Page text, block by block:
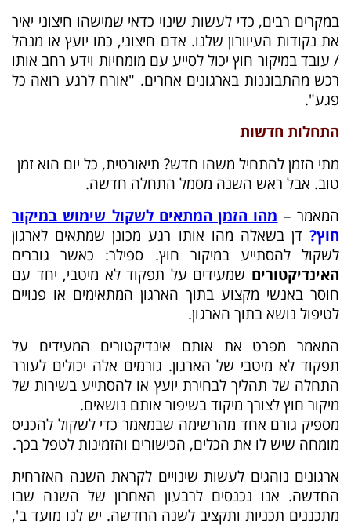
במקרים רבים, כדי לעשות שינוי כדאי שמישהו חיצוני יאיר
את נקודות העיוורון שלנו. אדם חיצוני, כמו יועץ או מנהל
/ עובד במיקור חוץ יכול לסייע עם מומחיות וידע רחב אותו
רכש מהתבוננות בארגונים אחרים. "אורח לרגע רואה כל
פגע".
התחלות חדשות
מתי הזמן להתחיל משהו חדש? תיאורטית, כל יום הוא זמן
טוב. אבל ראש השנה מסמל התחלה חדשה.
המאמר – מהו הזמן המתאים לשקול שימוש במיקור
חוץ? דן בשאלה מהו אותו רגע מכונן שמתאים לארגון
לשקול להסתייע במיקור חוץ. ספילר: כאשר גוברים
האינדיקטורים שמעידים על תפקוד לא מיטבי, יחד עם
חוסר באנשי מקצוע בתוך הארגון המתאימים או פנויים
לטיפול נושא בתוך הארגון.
המאמר מפרט את אותם אינדיקטורים המעידים על
תפקוד לא מיטבי של הארגון. גורמים אלה יכולים לעורר
התחלה של תהליך לבחירת יועץ או להסתייע בשירות של
מיקור חוץ לצורך מיקוד בשיפור אותם נושאים.
מספיק גורם אחד מהרשימה שבמאמר כדי לשקול להכניס
מומחה שיש לו את הכלים, הכישורים והזמינות לטפל בכך.
ארגונים נוהגים לעשות שינויים לקראת השנה האזרחית
החדשה. אנו נכנסים לרבעון האחרון של השנה שבו
מתכננים תכניות ותקציב לשנה החדשה. יש לנו מועד ב',